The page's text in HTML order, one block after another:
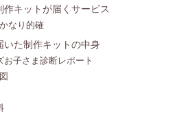
作キットが届くサービス
なり的確
いた制作キットの中身
お子さま診断レポート